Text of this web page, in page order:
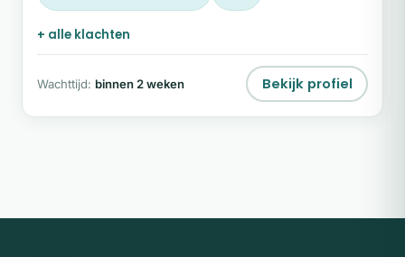
+ alle klachten
Wachttijd: binnen 2 weken Bekijk profiel